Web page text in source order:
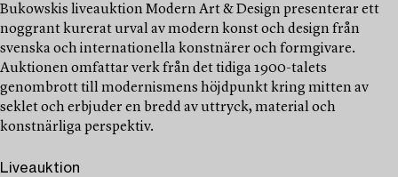
Bukowskis liveauktion Modern Art & Design presenterar ett
noggrant kurerat urval av modern konst och design från
svenska och internationella konstnärer och formgivare.
Auktionen omfattar verk från det tidiga 1900-talets
genombrott till modernismens höjdpunkt kring mitten av
seklet och erbjuder en bredd av uttryck, material och
konstnärliga perspektiv.
Liveauktion